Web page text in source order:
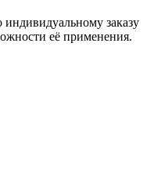
заказу
её применения.